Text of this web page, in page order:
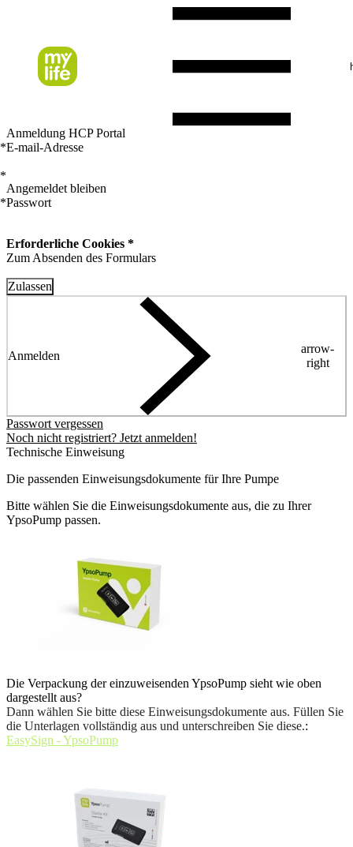
Anmeldung HCP Portal
*E-mail-Adresse
*
Angemeldet bleiben
*Passwort
Erforderliche Cookies *
Zum Absenden des Formulars
Zulassen
Anmelden
arrow-
right
Passwort vergessen
Noch nicht registriert? Jetzt anmelden!
Technische Einweisung
Die passenden Einweisungsdokumente für Ihre Pumpe
Bitte wählen Sie die Einweisungsdokumente aus, die zu Ihrer
YpsoPump passen.
Die Verpackung der einzuweisenden YpsoPump sieht wie oben
dargestellt aus?
Dann wählen Sie bitte diese Einweisungsdokumente aus. Füllen Sie
die Unterlagen vollständig aus und unterschreiben Sie diese.:
EasySign - YpsoPump